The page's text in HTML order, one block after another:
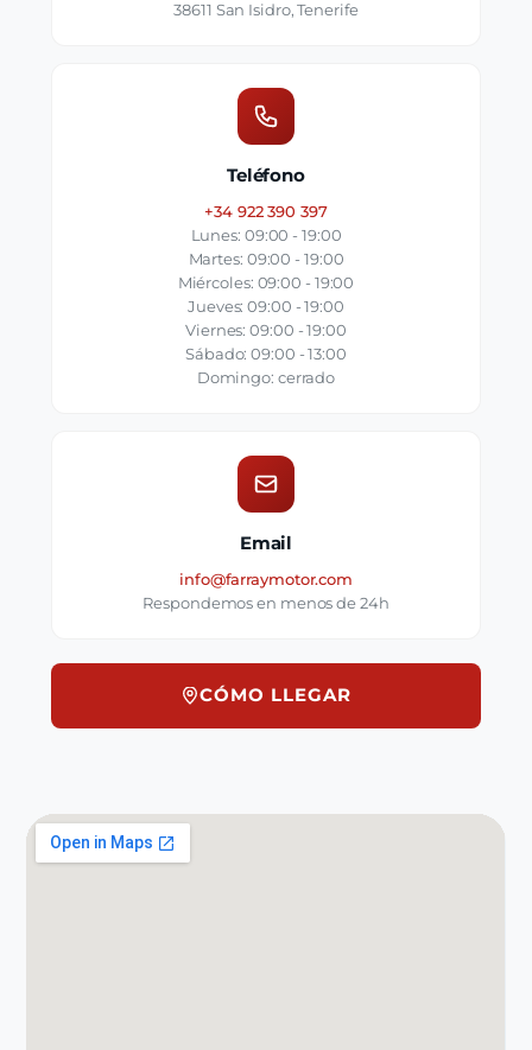
38611 San Isidro, Tenerife
Teléfono
+34 922 390 397
Lunes: 09:00 - 19:00
Martes: 09:00 - 19:00
Miércoles: 09:00 - 19:00
Jueves: 09:00 - 19:00
Viernes: 09:00 - 19:00
Sábado: 09:00 - 13:00
Domingo: cerrado
Email
info@farraymotor.com
Respondemos en menos de 24h
CÓMO LLEGAR